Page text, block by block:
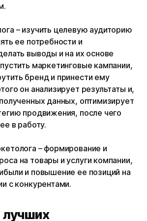
– изучить целевую аудиторию
ее потребности и
выводы и на их основе
маркетинговые кампании,
бренд и принести ему
он анализирует результаты и,
данных, оптимизирует
продвижения, после чего
в работу.
– формирование и
на товары и услуги компании,
и повышение ее позиций на
с конкурентами.
лучших